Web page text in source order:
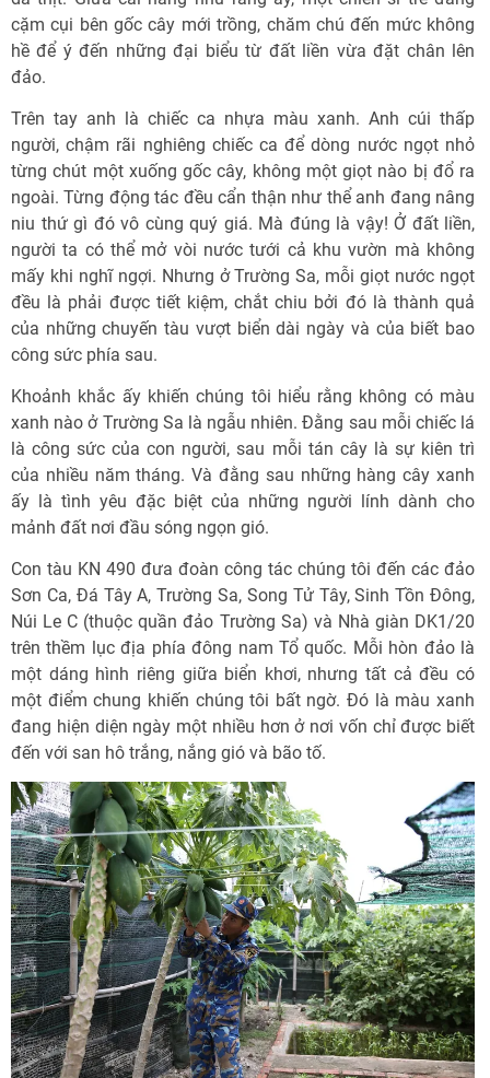
cặm cụi bên gốc cây mới trồng, chăm chú đến mức không
hề để ý đến những đại biểu từ đất liền vừa đặt chân lên
đảo.
Trên tay anh là chiếc ca nhựa màu xanh. Anh cúi thấp
người, chậm rãi nghiêng chiếc ca để dòng nước ngọt nhỏ
từng chút một xuống gốc cây, không một giọt nào bị đổ ra
ngoài. Từng động tác đều cẩn thận như thể anh đang nâng
niu thứ gì đó vô cùng quý giá. Mà đúng là vậy! Ở đất liền,
người ta có thể mở vòi nước tưới cả khu vườn mà không
mấy khi nghĩ ngợi. Nhưng ở Trường Sa, mỗi giọt nước ngọt
đều là phải được tiết kiệm, chắt chiu bởi đó là thành quả
của những chuyến tàu vượt biển dài ngày và của biết bao
công sức phía sau.
Khoảnh khắc ấy khiến chúng tôi hiểu rằng không có màu
xanh nào ở Trường Sa là ngẫu nhiên. Đằng sau mỗi chiếc lá
là công sức của con người, sau mỗi tán cây là sự kiên trì
của nhiều năm tháng. Và đằng sau những hàng cây xanh
ấy là tình yêu đặc biệt của những người lính dành cho
mảnh đất nơi đầu sóng ngọn gió.
Con tàu KN 490 đưa đoàn công tác chúng tôi đến các đảo
Sơn Ca, Đá Tây A, Trường Sa, Song Tử Tây, Sinh Tồn Đông,
Núi Le C (thuộc quần đảo Trường Sa) và Nhà giàn DK1/20
trên thềm lục địa phía đông nam Tổ quốc. Mỗi hòn đảo là
một dáng hình riêng giữa biển khơi, nhưng tất cả đều có
một điểm chung khiến chúng tôi bất ngờ. Đó là màu xanh
đang hiện diện ngày một nhiều hơn ở nơi vốn chỉ được biết
đến với san hô trắng, nắng gió và bão tố.